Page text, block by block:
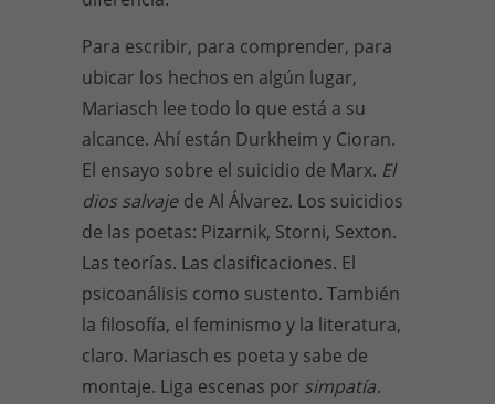
Para escribir, para comprender, para
ubicar los hechos en algún lugar,
Mariasch lee todo lo que está a su
alcance. Ahí están Durkheim y Cioran.
El ensayo sobre el suicidio de Marx. El
dios salvaje de Al Álvarez. Los suicidios
de las poetas: Pizarnik, Storni, Sexton.
Las teorías. Las clasificaciones. El
psicoanálisis como sustento. También
la filosofía, el feminismo y la literatura,
claro. Mariasch es poeta y sabe de
montaje. Liga escenas por simpatía.